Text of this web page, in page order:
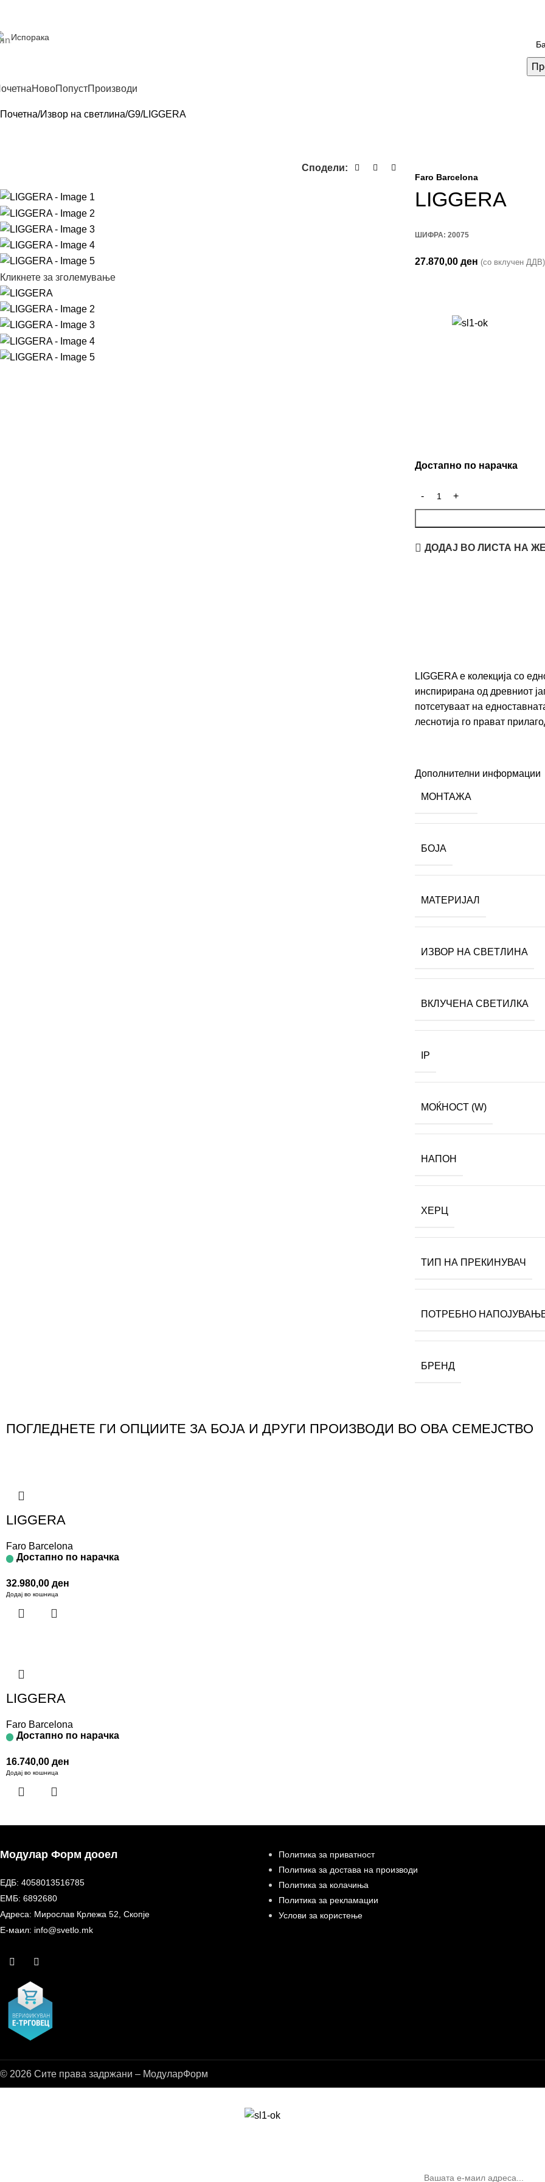
Испорака
НовоПопустПроизводи
Почетна Извор на светлина G9 LIGGERA
Сподели:
Кликнете за зголемување
Faro Barcelona
LIGGERA
ШИФРА: 20075
27.870,00 ден (со вклучен ДДВ)
Достапно по нарачка
ДОДАЈ ВО ЛИСТА НА
LIGGERA е колекција со
инспирирана од древниот
потсетуваат на
леснотија го прават
Дополнителни информации
МОНТАЖА
БОЈА
МАТЕРИЈАЛ
ИЗВОР НА СВЕТЛИНА
ВКЛУЧЕНА СВЕТИЛКА
IP
МОЌНОСТ (W)
НАПОН
ХЕРЦ
ТИП НА ПРЕКИНУВАЧ
ПОТРЕБНО
БРЕНД
ПОГЛЕДНЕТЕ ГИ ОПЦИИТЕ ЗА БОЈА И ДРУГИ ПРОИЗВОДИ ВО ОВА СЕМЕЈСТВО
LIGGERA
Faro Barcelona
Достапно по нарачка
32.980,00 ден
Додај во кошница
LIGGERA
Faro Barcelona
Достапно по нарачка
16.740,00 ден
Додај во кошница
Модулар Форм дооел
ЕДБ: 4058013516785
ЕМБ: 6892680
Адреса: Мирослав Крлежа 52, Скопје
Е-маил: info@svetlo.mk
Политика за приватност
Политика за достава на производи
Политика за колачиња
Политика за рекламации
Услови за користење
© 2026 Сите права задржани – МодуларФорм